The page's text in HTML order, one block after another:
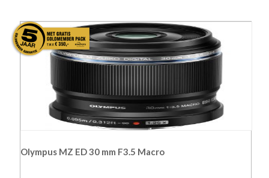
Olympus MZ ED 30 mm F3.5 Macro